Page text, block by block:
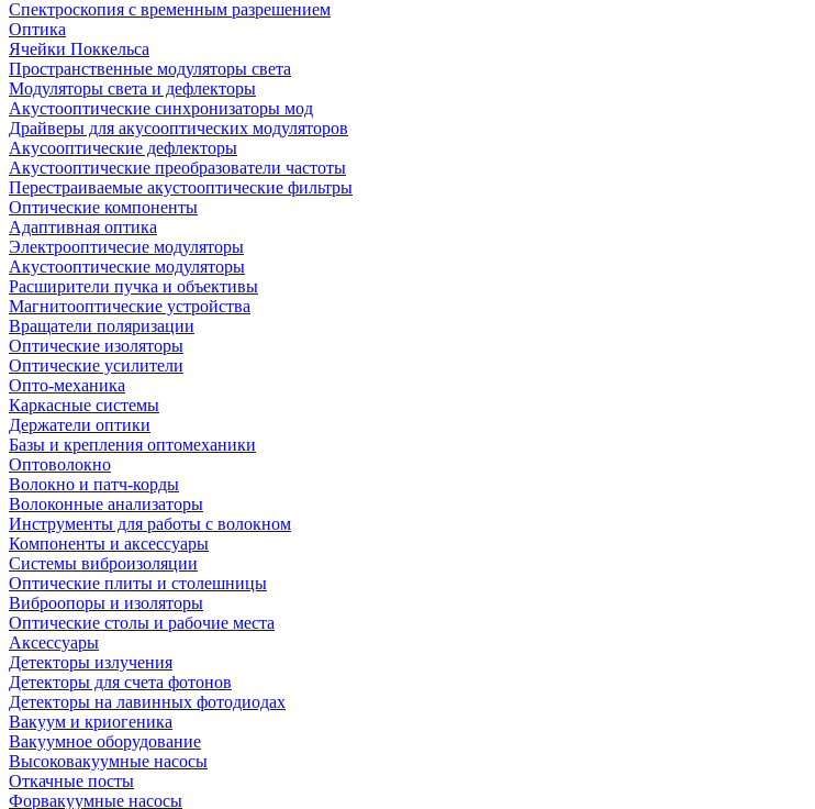
Спектроскопия с временным разрешением
Оптика
Ячейки Поккельса
Пространственные модуляторы света
Модуляторы света и дефлекторы
Акустооптические синхронизаторы мод
Драйверы для акусооптических модуляторов
Акусооптические дефлекторы
Акустооптические преобразователи частоты
Перестраиваемые акустооптические фильтры
Оптические компоненты
Адаптивная оптика
Электрооптичесие модуляторы
Акустооптические модуляторы
Расширители пучка и объективы
Магнитооптические устройства
Вращатели поляризации
Оптические изоляторы
Оптические усилители
Опто-механика
Каркасные системы
Держатели оптики
Базы и крепления оптомеханики
Оптоволокно
Волокно и патч-корды
Волоконные анализаторы
Инструменты для работы с волокном
Компоненты и аксессуары
Системы виброизоляции
Оптические плиты и столешницы
Виброопоры и изоляторы
Оптические столы и рабочие места
Аксессуары
Детекторы излучения
Детекторы для счета фотонов
Детекторы на лавинных фотодиодах
Вакуум и криогеника
Вакуумное оборудование
Высоковакуумные насосы
Откачные посты
Форвакуумные насосы